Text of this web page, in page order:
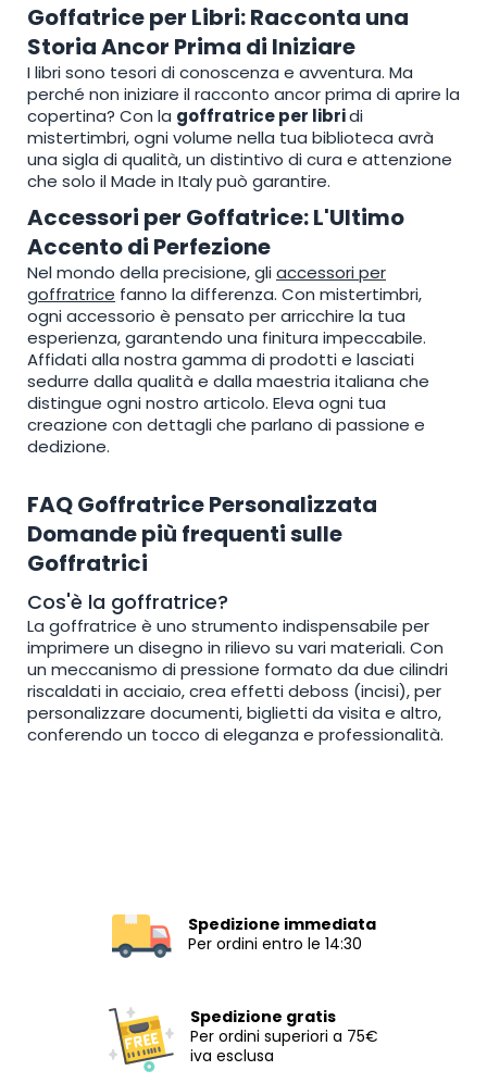
Goffatrice per Libri: Racconta una
Storia Ancor Prima di Iniziare
I libri sono tesori di conoscenza e avventura. Ma
perché non iniziare il racconto ancor prima di aprire la
copertina? Con la goffratrice per libridi
mistertimbri, ogni volume nella tua biblioteca avrà
una sigla di qualità, un distintivo di cura e attenzione
che solo il Made in Italy può garantire.
Accessori per Goffatrice: L'Ultimo
Accento di Perfezione
Nel mondo della precisione, gliaccessori per
goffratrice fanno la differenza. Con mistertimbri,
ogni accessorio è pensato per arricchire la tua
esperienza, garantendo una finitura impeccabile.
Affidati alla nostra gamma di prodotti e lasciati
sedurre dalla qualità e dalla maestria italiana che
distingue ogni nostro articolo. Eleva ogni tua
creazione con dettagli che parlano di passione e
dedizione.
FAQ Goffratrice Personalizzata
Domande più frequenti sulle
Goffratrici
Cos'è la goffratrice?
La goffratrice è uno strumento indispensabile per
imprimere un disegno in rilievo su vari materiali. Con
un meccanismo di pressione formato da due cilindri
riscaldati in acciaio, crea effetti deboss (incisi), per
personalizzare documenti, biglietti da visita e altro,
conferendo un tocco di eleganza e professionalità.
Spedizione immediata
Per ordini entro le 14:30
Spedizione gratis
Per ordini superiori a 75€
iva esclusa